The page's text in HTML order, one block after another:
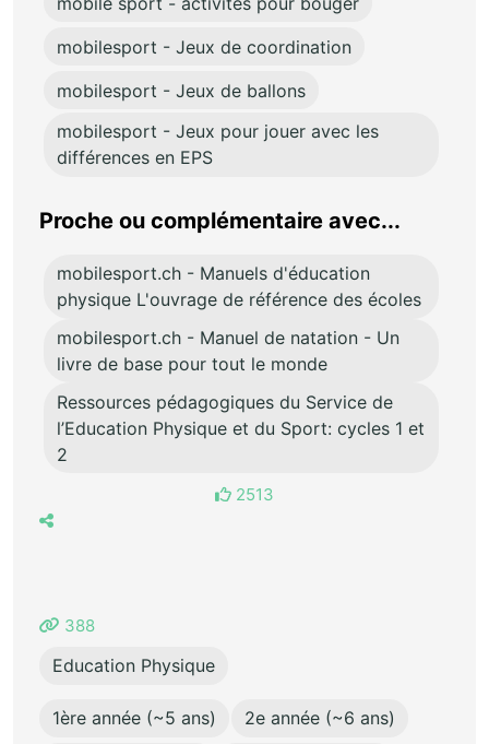
mobilesport - Jeux de coordination
mobilesport - Jeux de ballons
mobilesport - Jeux pour jouer avec les
différences en EPS
Proche ou complémentaire avec...
mobilesport.ch - Manuels d'éducation
physique L'ouvrage de référence des écoles
mobilesport.ch - Manuel de natation - Un
livre de base pour tout le monde
Ressources pédagogiques du Service de
l’Education Physique et du Sport: cycles 1 et
2
2513
388
Education Physique
1ère année (~5 ans)
2e année (~6 ans)